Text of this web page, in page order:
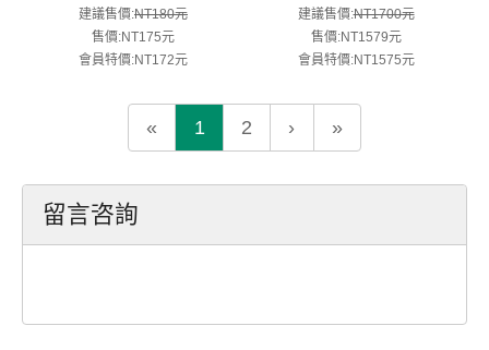
建議售價:NT180元
售價:NT175元
會員特價:NT172元
建議售價:NT1700元
售價:NT1579元
會員特價:NT1575元
« 1 2 › »
留言咨詢